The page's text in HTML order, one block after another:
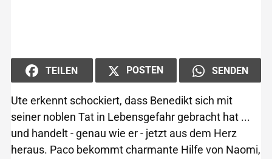
TEILEN POSTEN SENDEN
Ute erkennt schockiert, dass Benedikt sich mit
seiner noblen Tat in Lebensgefahr gebracht hat ...
und handelt - genau wie er - jetzt aus dem Herz
heraus. Paco bekommt charmante Hilfe von Naomi,